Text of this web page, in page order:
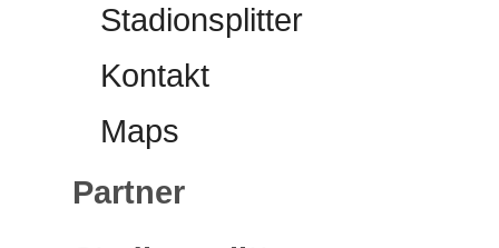
Stadionsplitter
Kontakt
Maps
Partner